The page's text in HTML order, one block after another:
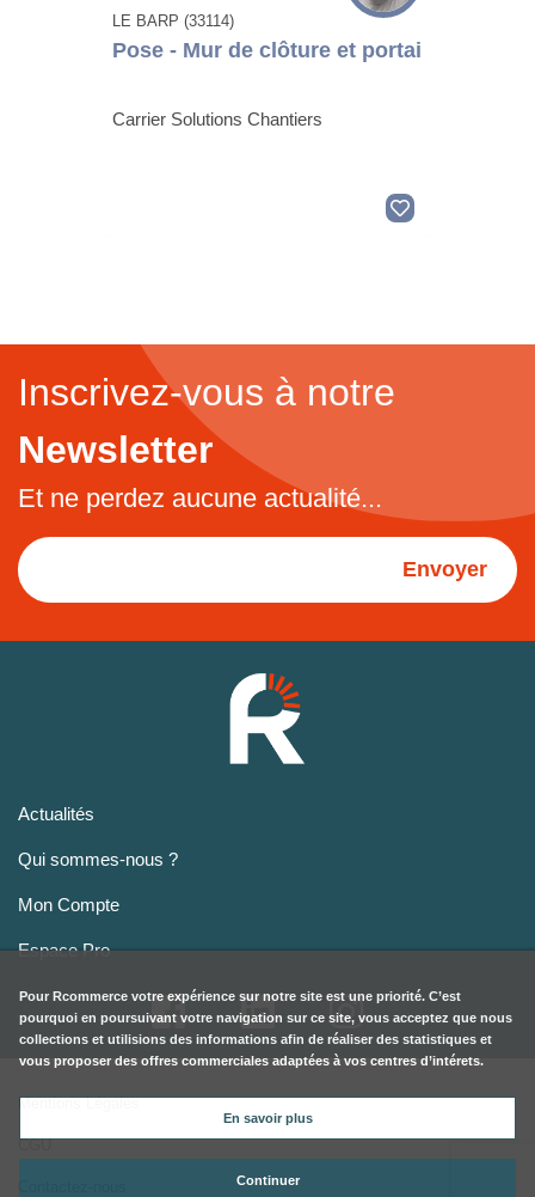
LE BARP (33114)
Pose - Mur de clôture et portai
Carrier Solutions Chantiers
Inscrivez-vous à notre
Newsletter
Et ne perdez aucune actualité...
Envoyer
Actualités
Qui sommes-nous ?
Mon Compte
Espace Pro
Mentions Légales
CGU
Pour Rcommerce votre expérience sur notre site est une priorité. C’est
pourquoi en poursuivant votre navigation sur ce site, vous acceptez que nous
collections et utilisions des informations afin de réaliser des statistiques et
vous proposer des offres commerciales adaptées à vos centres d’intérets.
En savoir plus
Continuer